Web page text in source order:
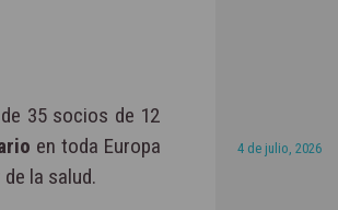
35 socios de 12
en toda Europa
la salud.
4 de julio, 2026